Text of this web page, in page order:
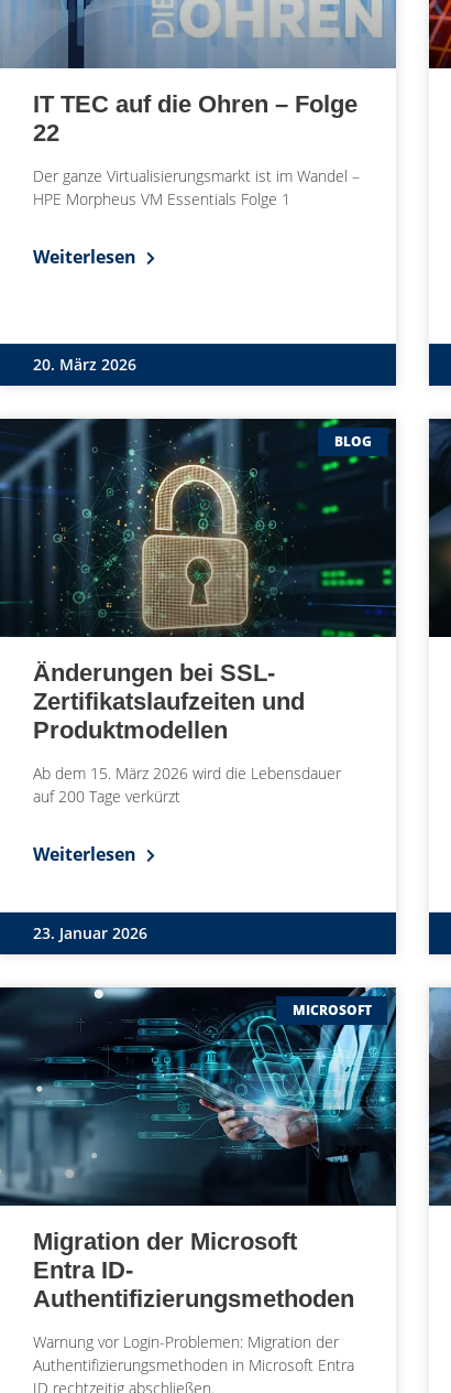
IT TEC auf die Ohren – Folge
22
Der ganze Virtualisierungsmarkt ist im Wandel –
HPE Morpheus VM Essentials Folge 1
Weiterlesen
20. März 2026
BLOG
Änderungen bei SSL-
Zertifikatslaufzeiten und
Produktmodellen
Ab dem 15. März 2026 wird die Lebensdauer
auf 200 Tage verkürzt
Weiterlesen
23. Januar 2026
MICROSOFT
Migration der Microsoft
Entra ID-
Authentifizierungsmethoden
Warnung vor Login-Problemen: Migration der
Authentifizierungsmethoden in Microsoft Entra
ID rechtzeitig abschließen.